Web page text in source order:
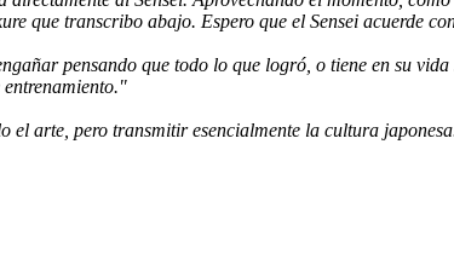
que transcribo abajo. Espero que el Sensei acuerde
pensando que todo lo que logró, o tiene en su
entrenamiento."
el arte, pero transmitir esencialmente la cultura